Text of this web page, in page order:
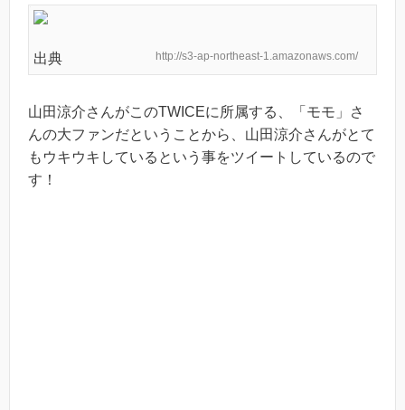
出典 http://s3-ap-northeast-1.amazonaws.com/
山田涼介さんがこのTWICEに所属する、「モモ」さ
んの大ファンだということから、山田涼介さんがとて
もウキウキしているという事をツイートしているので
す！